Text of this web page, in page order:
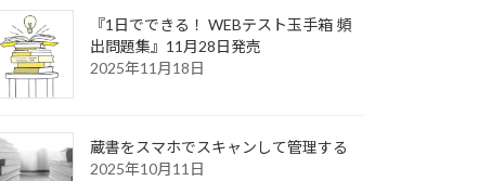
『1日でできる！ WEBテスト玉手箱 頻
出問題集』11月28日発売
2025年11月18日
蔵書をスマホでスキャンして管理する
2025年10月11日